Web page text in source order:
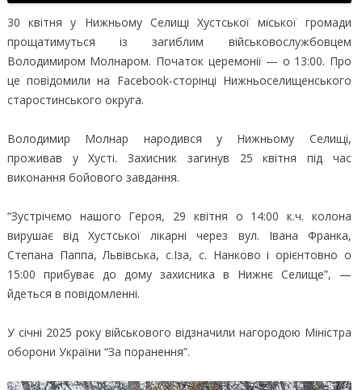
30 квітня у Нижньому Селищі Хустської міської громади
прощатимуться із загиблим військовослужбовцем
Володимиром Молнаром. Початок церемонії — о 13:00. Про
це повідомили на Facebook-сторінці Нижньоселищенського
старостинського округа.
Володимир Молнар народився у Нижньому Селищі,
проживав у Хусті. Захисник загинув 25 квітня під час
виконання бойового завдання.
“Зустрічємо нашого Героя, 29 квітня о 14:00 к.ч. колона
вирушає від Хустської лікарні через вул. Івана Франка,
Степана Паппа, Львівська, с.Іза, с. Нанково і орієнтовно о
15:00 прибуває до дому захисника в Нижнє Селище”, —
йдеться в повідомленні.
У січні 2025 року військового відзначили нагородою Міністра
оборони України “За поранення”.